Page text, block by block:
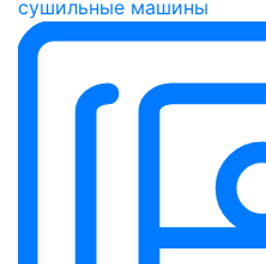
сушильные машины